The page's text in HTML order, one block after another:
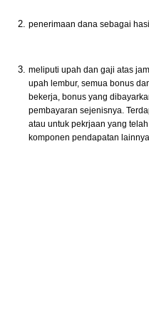
penerimaan dana sebagai
meliputi upah dan gaji atas
upah lembur, semua bonus
bekerja, bonus yang
pembayaran sejenisnya.
atau untuk pekrjaan yang
komponen pendapatan